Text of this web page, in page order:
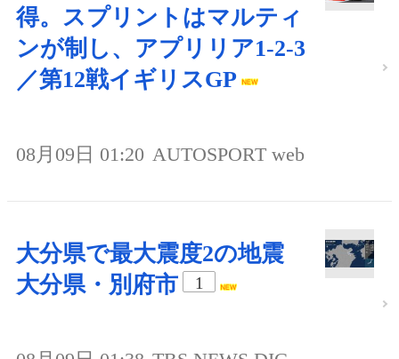
得。スプリントはマルティ
ンが制し、アプリリア1-2-3
／第12戦イギリスGP
08月09日 01:20 AUTOSPORT web
大分県で最大震度2の地震
大分県・別府市
1